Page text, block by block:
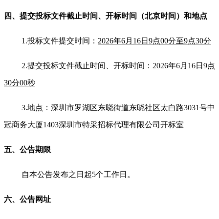
四、提交投标文件截止时间、开标时间 （北京时间） 和地点
1.投标文件提交时间： 2026年6月16日9点00分至9点30分
2.提交投标文件截止时间 、开标时间： 2026年6月16日9点
30分00秒
3.地点：深圳市罗湖区东晓街道东晓社区太白路3031号中
冠商务大厦1403深圳市特采招标代理有限公司开标室
五、公告期限
自本公告发布之日起5个工作日。
六、公告网址